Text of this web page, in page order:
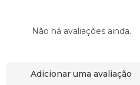
Não há avaliações ainda.
Adicionar uma avaliação